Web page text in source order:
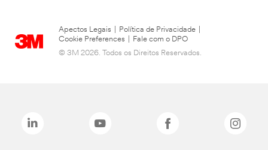
Apectos Legais Política de Privacidade
Cookie Preferences
Fale com o DPO
© 3M 2026. Todos os Direitos Reservados.